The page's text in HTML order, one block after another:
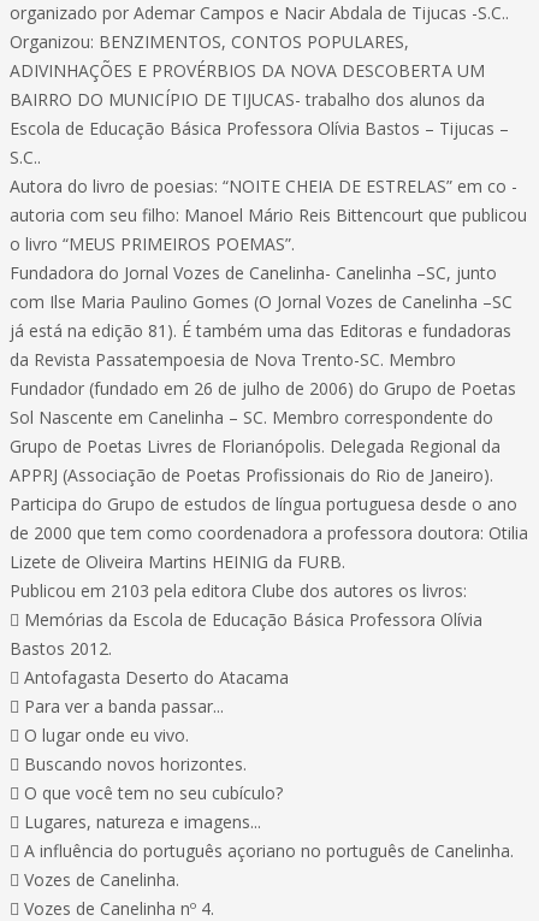
organizado por Ademar Campos e Nacir Abdala de Tijucas -S.C..
Organizou: BENZIMENTOS, CONTOS POPULARES,
ADIVINHAÇÕES E PROVÉRBIOS DA NOVA DESCOBERTA UM
BAIRRO DO MUNICÍPIO DE TIJUCAS- trabalho dos alunos da
Escola de Educação Básica Professora Olívia Bastos – Tijucas –
S.C..
Autora do livro de poesias: “NOITE CHEIA DE ESTRELAS” em co -
autoria com seu filho: Manoel Mário Reis Bittencourt que publicou
o livro “MEUS PRIMEIROS POEMAS”.
Fundadora do Jornal Vozes de Canelinha- Canelinha –SC, junto
com Ilse Maria Paulino Gomes (O Jornal Vozes de Canelinha –SC
já está na edição 81). É também uma das Editoras e fundadoras
da Revista Passatempoesia de Nova Trento-SC. Membro
Fundador (fundado em 26 de julho de 2006) do Grupo de Poetas
Sol Nascente em Canelinha – SC. Membro correspondente do
Grupo de Poetas Livres de Florianópolis. Delegada Regional da
APPRJ (Associação de Poetas Profissionais do Rio de Janeiro).
Participa do Grupo de estudos de língua portuguesa desde o ano
de 2000 que tem como coordenadora a professora doutora: Otilia
Lizete de Oliveira Martins HEINIG da FURB.
Publicou em 2103 pela editora Clube dos autores os livros:
 Memórias da Escola de Educação Básica Professora Olívia
Bastos 2012.
 Antofagasta Deserto do Atacama
 Para ver a banda passar...
 O lugar onde eu vivo.
 Buscando novos horizontes.
 O que você tem no seu cubículo?
 Lugares, natureza e imagens...
 A influência do português açoriano no português de Canelinha.
 Vozes de Canelinha.
 Vozes de Canelinha nº 4.